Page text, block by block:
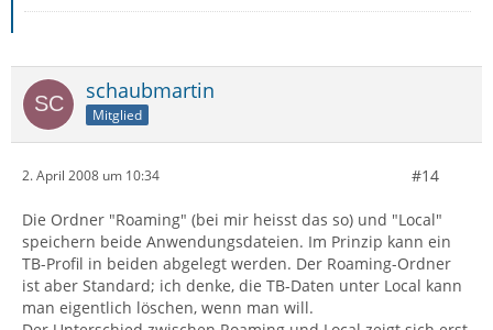
schaubmartin
Mitglied
2. April 2008 um 10:34 #14
Die Ordner "Roaming" (bei mir heisst das so) und "Local"
speichern beide Anwendungsdateien. Im Prinzip kann ein
TB-Profil in beiden abgelegt werden. Der Roaming-Ordner
ist aber Standard; ich denke, die TB-Daten unter Local kann
man eigentlich löschen, wenn man will.